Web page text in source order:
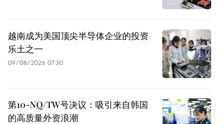
越南成为美国顶尖半导体企业的投资
乐土之一
09/08/2026 07:30
第10-NQ/TW号决议：吸引来自韩国
的高质量外资浪潮